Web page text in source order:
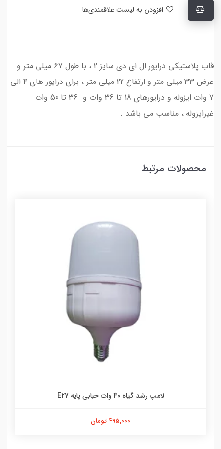
قاب پلاستیکی درایور ال ای دی سایز 2 ، با طول 67 میلی متر و
عرض 33 میلی متر و ارتفاع 22 میلی متر ، برای درایور های 4 الی
7 وات ایزوله و درایورهای 18 تا 36 وات و 36 تا 50 وات
غیرایزوله ، مناسب می باشد .
محصولات مرتبط
لامپ رشد گیاه 40 وات حبابی پایه E27
495,000 تومان